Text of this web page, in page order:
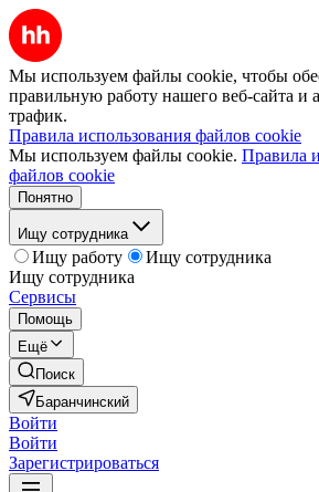
Мы используем файлы cookie, чтобы
правильную работу нашего веб-сайта и
трафик.
Правила использования файлов cookie
Мы используем файлы cookie. Правила
файлов cookie
Понятно
Ищу сотрудника
Ищу работу
Ищу сотрудника
Ищу сотрудника
Сервисы
Помощь
Ещё
Поиск
Баранчинский
Войти
Войти
Зарегистрироваться